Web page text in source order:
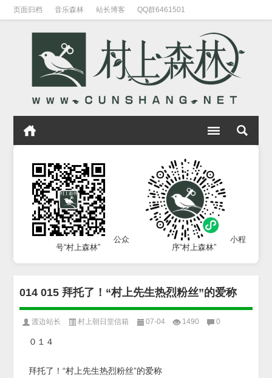
页面归档 音乐森林 站长博客 QQ群6461501
公众
号“村上森林”
小程
序“村上森林”
014 015 拜托了！“村上先生热烈粉丝”的爱称
渡边站长 村上朝日堂信箱 07-04 1490 0
０１４
拜托了！“村上先生热烈粉丝”的爱称